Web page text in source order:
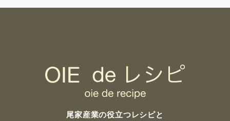
尾家産業の役立つレシピと